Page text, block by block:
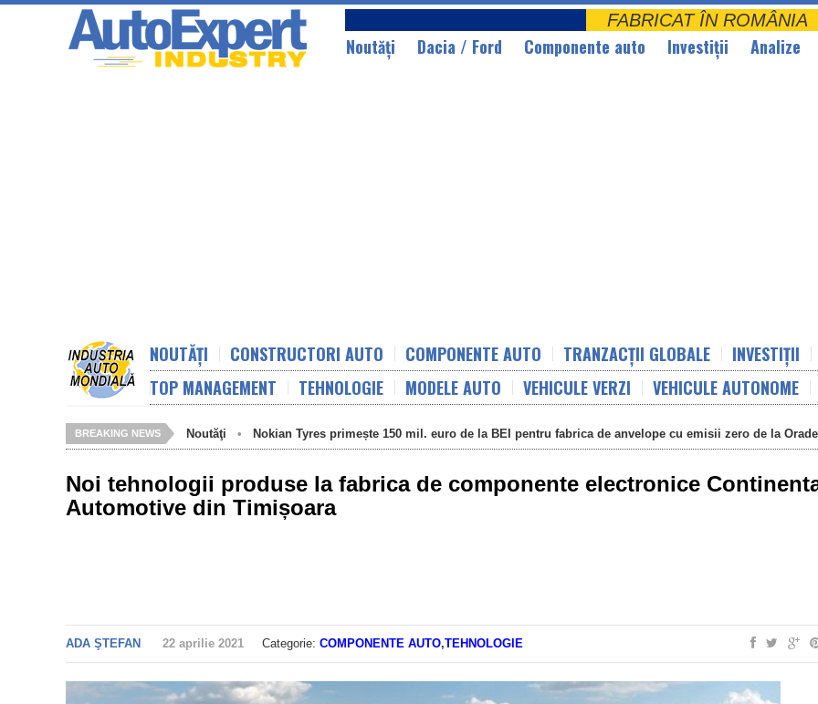
FABRICAT ÎN
Noutăţi Dacia / Ford Componente auto Investiții Analize
NOUTĂȚI CONSTRUCTORI AUTO COMPONENTE AUTO TRANZACȚII GLOBALE
INVESTIȚII
TOP MANAGEMENT
TEHNOLOGIE MODELE AUTO VEHICULE VERZI VEHICULE AUTONOME
BREAKING NEWS Noutăţi • Nokian Tyres primește 150 mil. euro de la BEI pentru fabrica de anvelope cu emisii zero de la
Noi tehnologii produse la fabrica de componente electronice
Automotive din Timișoara
ADA ŞTEFAN 22 aprilie 2021 Categorie: COMPONENTE AUTO,TEHNOLOGIE